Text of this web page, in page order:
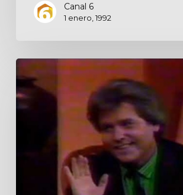
Canal 6
1 enero, 1992
Noticieros
ECO